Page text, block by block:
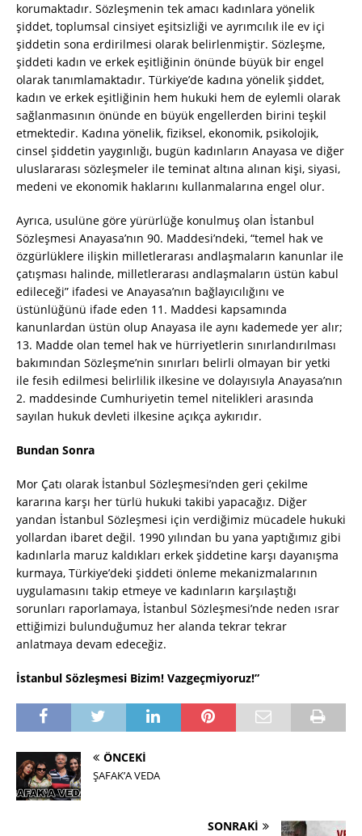
korumaktadır. Sözleşmenin tek amacı kadınlara yönelik
şiddet, toplumsal cinsiyet eşitsizliği ve ayrımcılık ile ev içi
şiddetin sona erdirilmesi olarak belirlenmiştir. Sözleşme,
şiddeti kadın ve erkek eşitliğinin önünde büyük bir engel
olarak tanımlamaktadır. Türkiye’de kadına yönelik şiddet,
kadın ve erkek eşitliğinin hem hukuki hem de eylemli olarak
sağlanmasının önünde en büyük engellerden birini teşkil
etmektedir. Kadına yönelik, fiziksel, ekonomik, psikolojik,
cinsel şiddetin yaygınlığı, bugün kadınların Anayasa ve diğer
uluslararası sözleşmeler ile teminat altına alınan kişi, siyasi,
medeni ve ekonomik haklarını kullanmalarına engel olur.
Ayrıca, usulüne göre yürürlüğe konulmuş olan İstanbul
Sözleşmesi Anayasa’nın 90. Maddesi’ndeki, “temel hak ve
özgürlüklere ilişkin milletlerarası andlaşmaların kanunlar ile
çatışması halinde, milletlerarası andlaşmaların üstün kabul
edileceği” ifadesi ve Anayasa’nın bağlayıcılığını ve
üstünlüğünü ifade eden 11. Maddesi kapsamında
kanunlardan üstün olup Anayasa ile aynı kademede yer alır;
13. Madde olan temel hak ve hürriyetlerin sınırlandırılması
bakımından Sözleşme’nin sınırları belirli olmayan bir yetki
ile fesih edilmesi belirlilik ilkesine ve dolayısıyla Anayasa’nın
2. maddesinde Cumhuriyetin temel nitelikleri arasında
sayılan hukuk devleti ilkesine açıkça aykırıdır.
Bundan Sonra
Mor Çatı olarak İstanbul Sözleşmesi’nden geri çekilme
kararına karşı her türlü hukuki takibi yapacağız. Diğer
yandan İstanbul Sözleşmesi için verdiğimiz mücadele hukuki
yollardan ibaret değil. 1990 yılından bu yana yaptığımız gibi
kadınlarla maruz kaldıkları erkek şiddetine karşı dayanışma
kurmaya, Türkiye’deki şiddeti önleme mekanizmalarının
uygulamasını takip etmeye ve kadınların karşılaştığı
sorunları raporlamaya, İstanbul Sözleşmesi’nde neden ısrar
ettiğimizi bulunduğumuz her alanda tekrar tekrar
anlatmaya devam edeceğiz.
İstanbul Sözleşmesi Bizim! Vazgeçmiyoruz!”
ÖNCEKI
ŞAFAK’A VEDA
SONRAKI